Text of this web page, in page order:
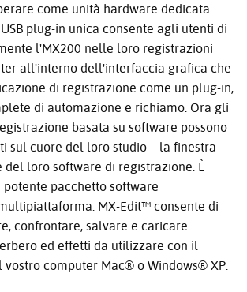
come unità hardware dedicata.
plug-in unica consente agli utenti di
l'MX200 nelle loro registrazioni
all'interno dell'interfaccia grafica che
di registrazione come un plug-in,
di automazione e richiamo. Ora gli
basata su software possono
sul cuore del loro studio – la finestra
loro software di registrazione. È
potente pacchetto software
MX-Edit™ consente di
confrontare, salvare e caricare
ed effetti da utilizzare con il
vostro computer Mac® o Windows® XP.